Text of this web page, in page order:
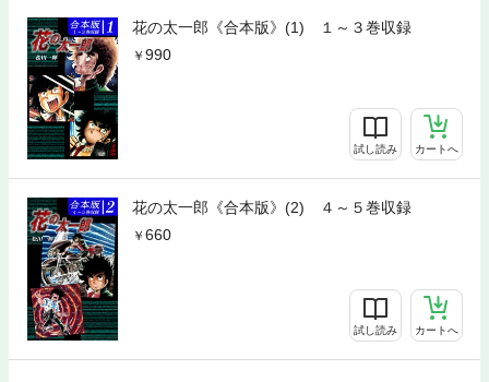
花の太一郎《合本版》(1) １～３巻収録
990
試し読み カートへ
花の太一郎《合本版》(2) ４～５巻収録
660
試し読み カートへ